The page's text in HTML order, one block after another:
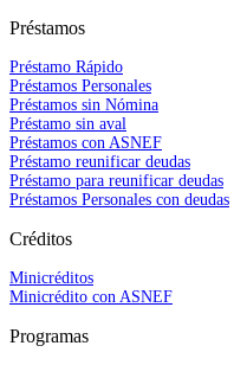
Préstamos
Préstamo Rápido
Préstamos Personales
Préstamos sin Nómina
Préstamo sin aval
Préstamos con ASNEF
Préstamo reunificar deudas
Préstamo para reunificar deudas
Préstamos Personales con deudas
Créditos
Minicréditos
Minicrédito con ASNEF
Programas